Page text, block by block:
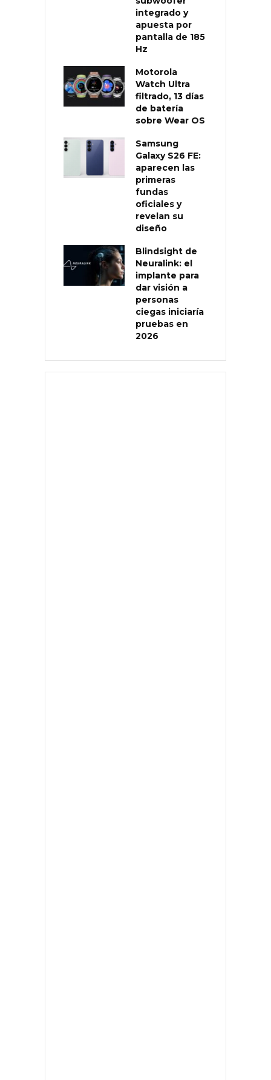
integrado y
apuesta por
pantalla de 185
Hz
Motorola
Watch Ultra
filtrado, 13 días
de batería
sobre Wear OS
Samsung
Galaxy S26 FE:
aparecen las
primeras
fundas
oficiales y
revelan su
diseño
Blindsight de
Neuralink: el
implante para
dar visión a
personas
ciegas iniciaría
pruebas en
2026